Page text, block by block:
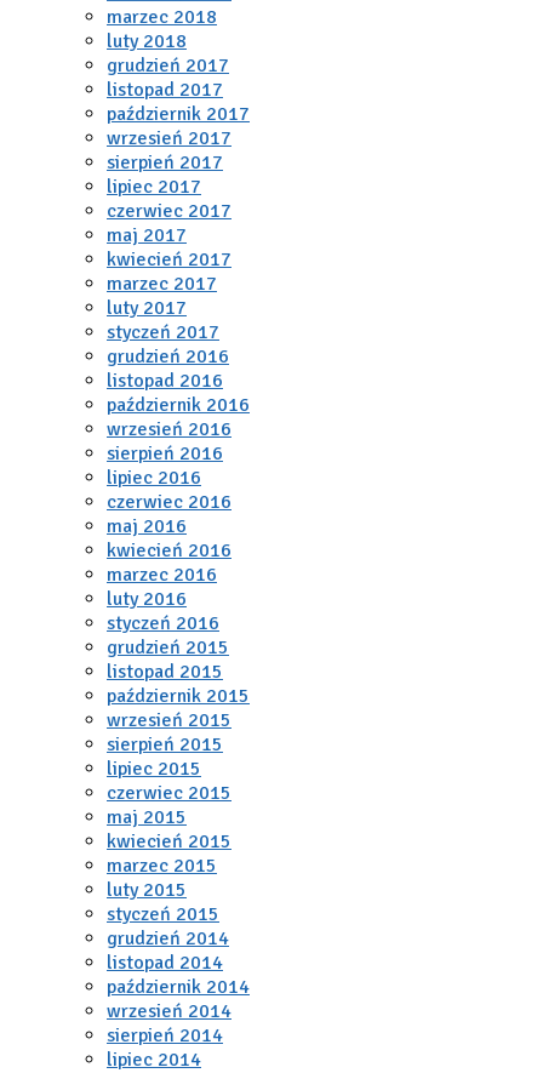
marzec 2018
luty 2018
grudzień 2017
listopad 2017
październik 2017
wrzesień 2017
sierpień 2017
lipiec 2017
czerwiec 2017
maj 2017
kwiecień 2017
marzec 2017
luty 2017
styczeń 2017
grudzień 2016
listopad 2016
październik 2016
wrzesień 2016
sierpień 2016
lipiec 2016
czerwiec 2016
maj 2016
kwiecień 2016
marzec 2016
luty 2016
styczeń 2016
grudzień 2015
listopad 2015
październik 2015
wrzesień 2015
sierpień 2015
lipiec 2015
czerwiec 2015
maj 2015
kwiecień 2015
marzec 2015
luty 2015
styczeń 2015
grudzień 2014
listopad 2014
październik 2014
wrzesień 2014
sierpień 2014
lipiec 2014